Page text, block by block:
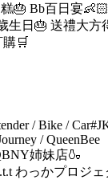
🎂 Bb百日宴
生日🎂 送禮大方
🛒
/ Bike /
/ QueenBee
姉妹店🍶
わっかプロジ